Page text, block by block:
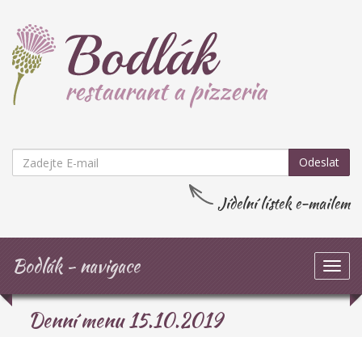
Odeslat
Jídelní lístek e-mailem
Bodlák - navigace
Denní menu 15.10.2019